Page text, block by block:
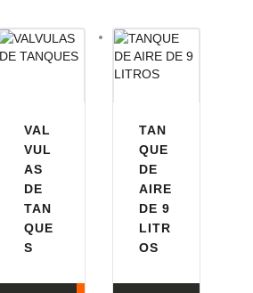
VAL
VUL
AS
DE
TAN
QUE
S
TAN
QUE
DE
AIRE
DE 9
LITR
OS